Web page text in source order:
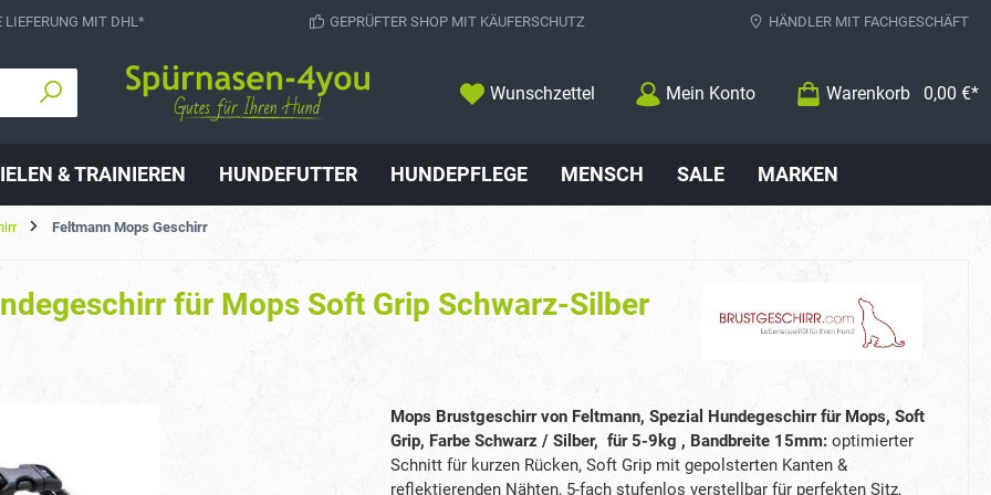
LIEFERUNG MIT DHL* GEPRÜFTER SHOP MIT KÄUFERSCHUTZ HÄNDLER MIT FACHGESCHÄFT
Wunschzettel Mein Konto Warenkorb 0,00 €*
& TRAINIEREN HUNDEFUTTER HUNDEPFLEGE MENSCH SALE MARKEN
Feltmann Mops Geschirr
für Mops Soft Grip Schwarz-Silber
Mops Brustgeschirr von Feltmann, Spezial Hundegeschirr für Mops, Soft
Grip, Farbe Schwarz / Silber, für 5-9kg , Bandbreite 15mm: optimierter
Schnitt für kurzen Rücken, Soft Grip mit gepolsterten Kanten &
reflektierenden Nähten, 5-fach stufenlos verstellbar für perfekten Sitz,